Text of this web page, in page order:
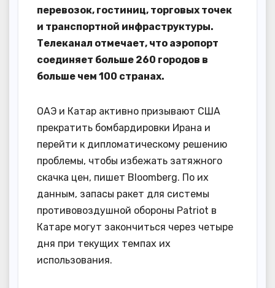
перевозок, гостиниц, торговых точек
и транспортной инфраструктуры.
Телеканал отмечает, что аэропорт
соединяет больше 260 городов в
больше чем 100 странах.
ОАЭ и Катар активно призывают США
прекратить бомбардировки Ирана и
перейти к дипломатическому решению
проблемы, чтобы избежать затяжного
скачка цен, пишет Bloomberg. По их
данным, запасы ракет для системы
противовоздушной обороны Patriot в
Катаре могут закончиться через четыре
дня при текущих темпах их
использования.